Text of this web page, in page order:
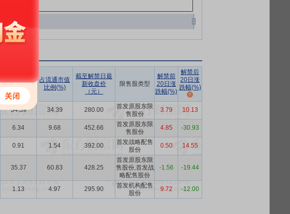
占总市值比
例(%)
占流通市值
比例(%)
截至解禁日最
新收盘价
（元）
限售股类型
解禁前
20日涨
跌幅(%)
解禁后
20日涨
跌幅(%)
34.39 34.39 280.00
首发原股东限
售股份
3.79 10.13
6.34 9.68 452.66
首发原股东限
售股份
4.85 -30.93
0.91 1.54 392.00
首发战略配售
股份
0.50 14.55
35.37 60.83 428.25
首发原股东限
售股份,首发战
略配售股份
-1.56 -19.44
1.13 4.97 295.90
首发机构配售
股份
9.72 -12.00